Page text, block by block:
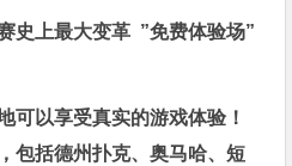
史上最大变革 ”免费体验场”
可以享受真实的游戏体验！
包括德州扑克、奥马哈、短